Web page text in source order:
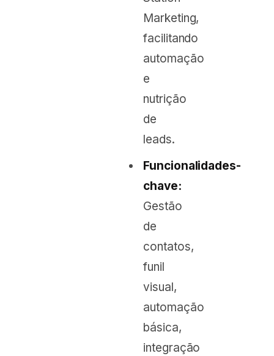
Marketing,
facilitando
automação
e
nutrição
de
leads.
Funcionalidades-
chave:
Gestão
de
contatos,
funil
visual,
automação
básica,
integração